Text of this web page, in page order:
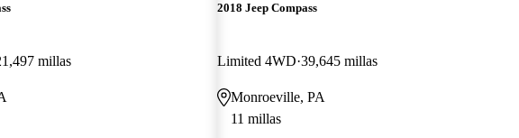
millas
2018 Jeep Compass
Limited 4WD 39,645 millas
Monroeville, PA
11 millas